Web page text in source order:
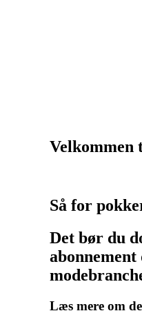
Velkommen
Så for
Det bør du
Læs mere om